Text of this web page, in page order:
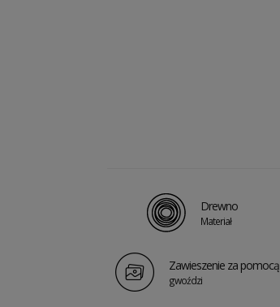
Drewno
Materiał
Zawieszenie za pomocą
gwoździ